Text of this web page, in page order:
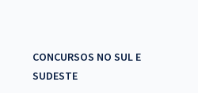
CONCURSOS NO SUL E
SUDESTE